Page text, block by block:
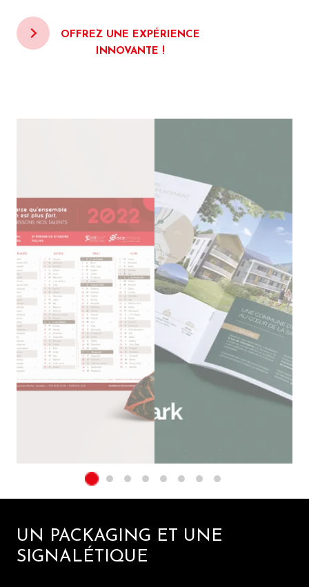
OFFREZ UNE EXPÉRIENCE
INNOVANTE !
UN PACKAGING ET UNE
SIGNALÉTIQUE